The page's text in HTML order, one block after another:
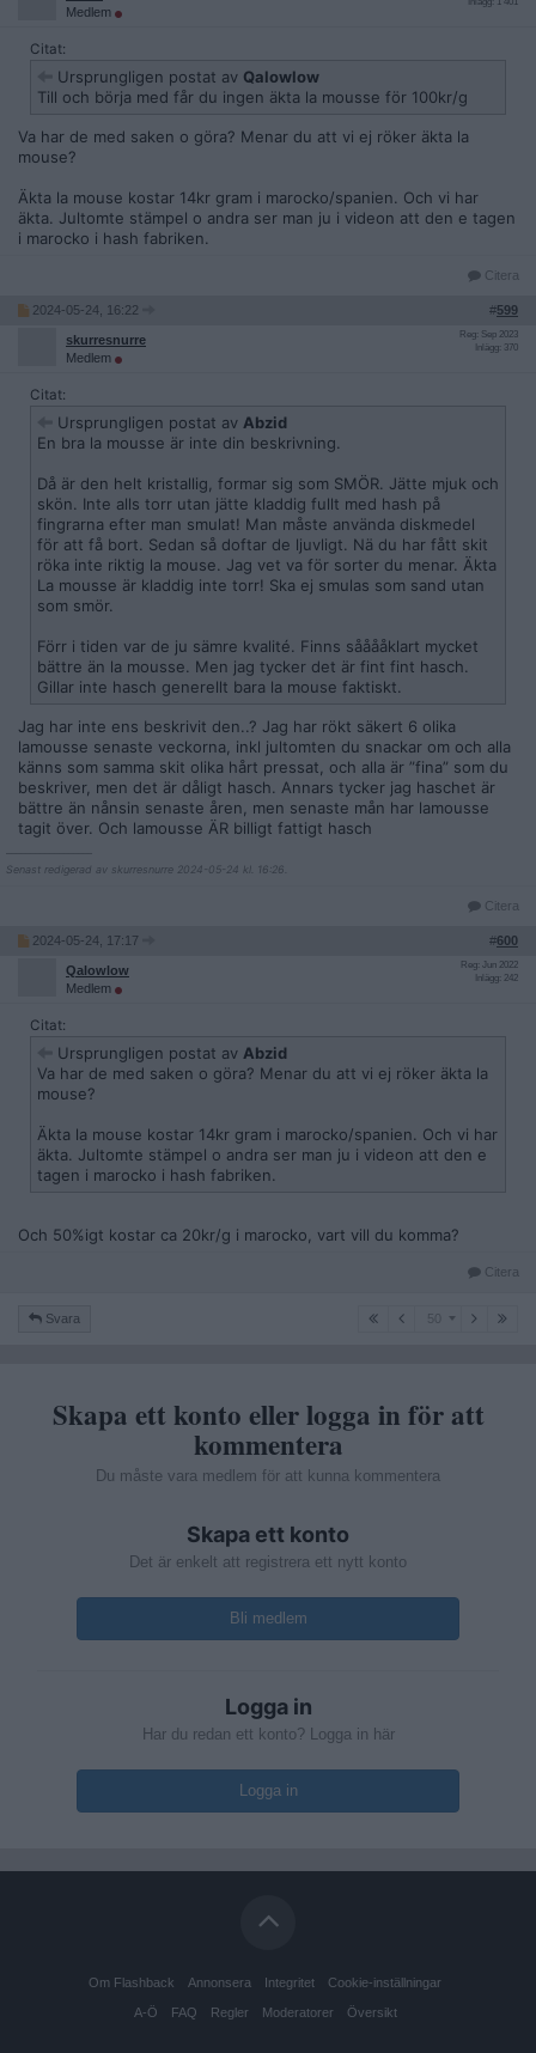
Medlem
Citat:
Ursprungligen postat av Qalowlow
Till och börja med får du ingen äkta la mousse för 100kr/g
Va har de med saken o göra? Menar du att vi ej röker äkta la
mouse?
Äkta la mouse kostar 14kr gram i marocko/spanien. Och vi har
äkta. Jultomte stämpel o andra ser man ju i videon att den e tagen
i marocko i hash fabriken.
Citera
2024-05-24, 16:22 #599
skurresnurre
Medlem
Reg: Sep 2023
Inlägg: 370
Citat:
Ursprungligen postat av Abzid
En bra la mousse är inte din beskrivning.
Då är den helt kristallig, formar sig som SMÖR. Jätte mjuk och
skön. Inte alls torr utan jätte kladdig fullt med hash på
fingrarna efter man smulat! Man måste använda diskmedel
för att få bort. Sedan så doftar de ljuvligt. Nä du har fått skit
röka inte riktig la mouse. Jag vet va för sorter du menar. Äkta
La mousse är kladdig inte torr! Ska ej smulas som sand utan
som smör.
Förr i tiden var de ju sämre kvalité. Finns sååååklart mycket
bättre än la mousse. Men jag tycker det är fint fint hasch.
Gillar inte hasch generellt bara la mouse faktiskt.
Jag har inte ens beskrivit den..? Jag har rökt säkert 6 olika
lamousse senaste veckorna, inkl jultomten du snackar om och alla
känns som samma skit olika hårt pressat, och alla är ”fina” som du
beskriver, men det är dåligt hasch. Annars tycker jag haschet är
bättre än nånsin senaste åren, men senaste mån har lamousse
tagit över. Och lamousse ÄR billigt fattigt hasch
Senast redigerad av skurresnurre 2024-05-24 kl. 16:26.
Citera
2024-05-24, 17:17 #600
Qalowlow
Medlem
Reg: Jun 2022
Inlägg: 242
Citat:
Ursprungligen postat av Abzid
Va har de med saken o göra? Menar du att vi ej röker äkta la
mouse?
Äkta la mouse kostar 14kr gram i marocko/spanien. Och vi har
äkta. Jultomte stämpel o andra ser man ju i videon att den e
tagen i marocko i hash fabriken.
Och 50%igt kostar ca 20kr/g i marocko, vart vill du komma?
Citera
Svara 50
Skapa ett konto eller logga in för att
kommentera
Du måste vara medlem för att kunna kommentera
Skapa ett konto
Det är enkelt att registrera ett nytt konto
Bli medlem
Logga in
Har du redan ett konto? Logga in här
Logga in
Om Flashback Annonsera Integritet Cookie-inställningar
A-Ö FAQ Regler Moderatorer Översikt